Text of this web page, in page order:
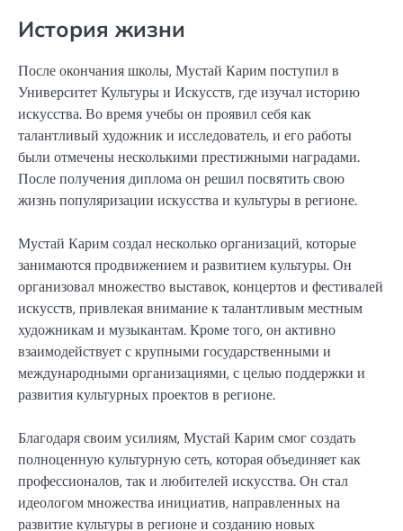
История жизни
После окончания школы, Мустай Карим поступил в
Университет Культуры и Искусств, где изучал историю
искусства. Во время учебы он проявил себя как
талантливый художник и исследователь, и его работы
были отмечены несколькими престижными наградами.
После получения диплома он решил посвятить свою
жизнь популяризации искусства и культуры в регионе.
Мустай Карим создал несколько организаций, которые
занимаются продвижением и развитием культуры. Он
организовал множество выставок, концертов и фестивалей
искусств, привлекая внимание к талантливым местным
художникам и музыкантам. Кроме того, он активно
взаимодействует с крупными государственными и
международными организациями, с целью поддержки и
развития культурных проектов в регионе.
Благодаря своим усилиям, Мустай Карим смог создать
полноценную культурную сеть, которая объединяет как
профессионалов, так и любителей искусства. Он стал
идеологом множества инициатив, направленных на
развитие культуры в регионе и созданию новых